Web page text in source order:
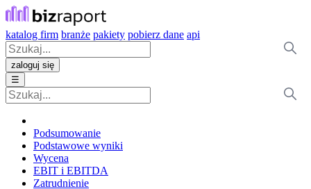
katalog firm branże pakiety pobierz dane api
zaloguj się
☰
Podsumowanie
Podstawowe wyniki
Wycena
EBIT i EBITDA
Zatrudnienie